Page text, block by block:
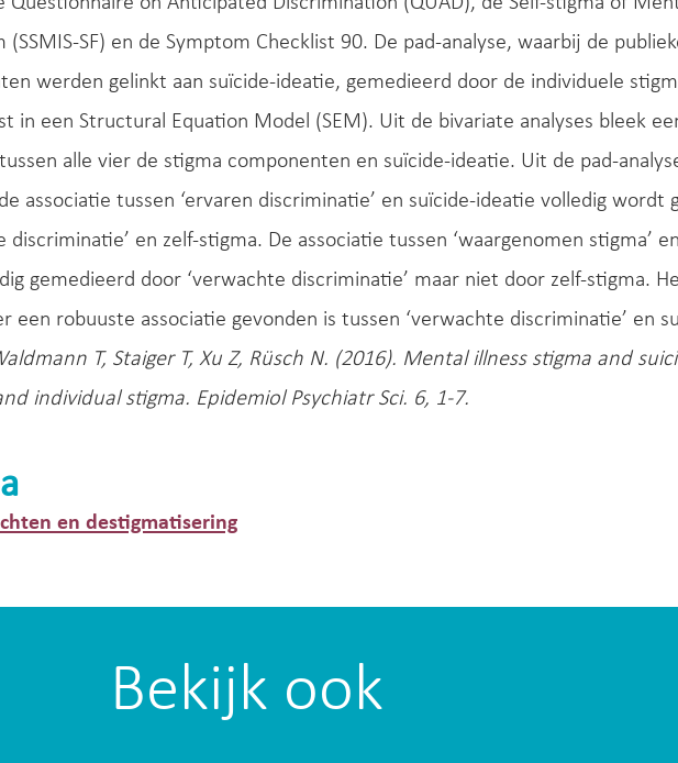
(SSMIS-SF) en de Symptom Checklist 90. De pad-analyse, waarbij de
werden gelinkt aan suïcide-ideatie, gemedieerd door de individuele
in een Structural Equation Model (SEM). Uit de bivariate analyses bleek
alle vier de stigma componenten en suïcide-ideatie. Uit de pad-
associatie tussen ‘ervaren discriminatie’ en suïcide-ideatie volledig wordt
discriminatie’ en zelf-stigma. De associatie tussen ‘waargenomen stigma’
gemedieerd door ‘verwachte discriminatie’ maar niet door zelf-stigma.
een robuuste associatie gevonden is tussen ‘verwachte discriminatie’ en
T, Staiger T, Xu Z, Rüsch N. (2016). Mental illness stigma and
individual stigma. Epidemiol Psychiatr Sci. 6, 1-7.
en destigmatisering
Bekijk ook